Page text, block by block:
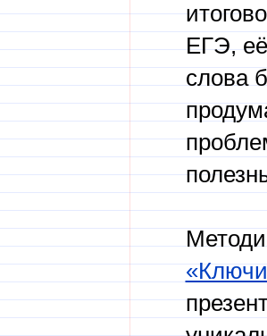
ЕГЭ,
слова